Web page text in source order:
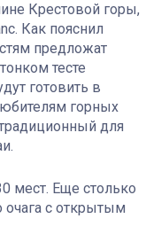
Крестовой горы,
Как пояснил
предложат
тесте
готовить в
горных
для
мест. Еще столько
очага с открытым